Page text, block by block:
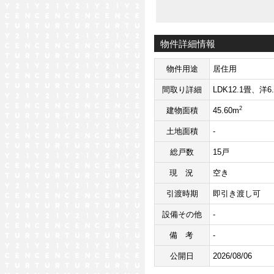
物件詳細情報
物件用途 居住用
間取り詳細 LDK12.1畳、洋
建物面積 45.60m2
土地面積 -
総戸数 15戸
現況 空き
引渡時期 即引き渡し可
設備その他 -
備考 -
公開日 2026/08/06